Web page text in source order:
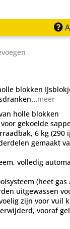
blokken
meer
holle blokken
gekoelde
6 kg (290
gemaakt
volledig
(heet gas
uitgewassen
zijn voor vuil
vooraf